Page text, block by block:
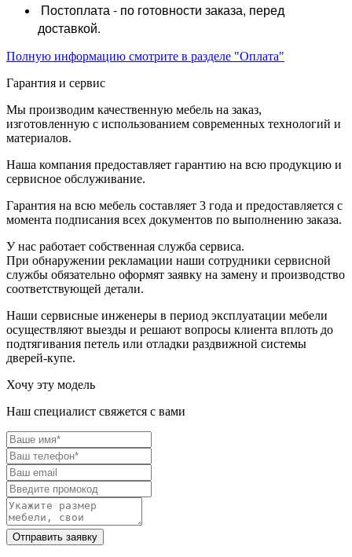
Постоплата - по готовности заказа, перед
доставкой.
Полную информацию смотрите в разделе "Оплата"
Гарантия и сервис
Мы производим качественную мебель на заказ,
изготовленную с использованием современных технологий и
материалов.
Наша компания предоставляет гарантию на всю продукцию и
сервисное обслуживание.
Гарантия на всю мебель составляет 3 года и предоставляется с
момента подписания всех документов по выполнению заказа.
У нас работает собственная служба сервиса.
При обнаружении рекламации наши сотрудники сервисной
службы обязательно оформят заявку на замену и производство
соответствующей детали.
Наши сервисные инженеры в период эксплуатации мебели
осуществляют выезды и решают вопросы клиента вплоть до
подтягивания петель или отладки раздвижной системы
дверей-купе.
Хочу эту модель
Наш специалист свяжется с вами